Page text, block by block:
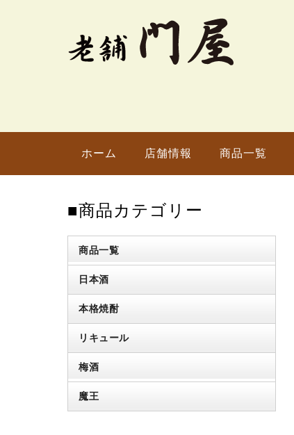
ホーム 店舗情報 商品一覧
■商品カテゴリー
商品一覧
日本酒
本格焼酎
リキュール
梅酒
魔王